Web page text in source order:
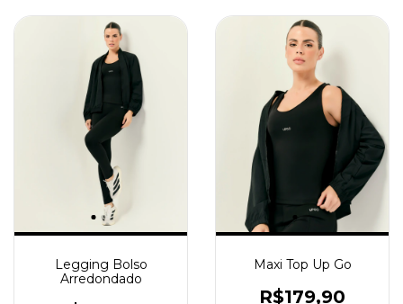
Legging Bolso
Arredondado
Maxi Top Up Go
R$179,90